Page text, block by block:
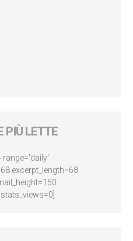
PIÙ LETTE
range='daily'
excerpt_length=68